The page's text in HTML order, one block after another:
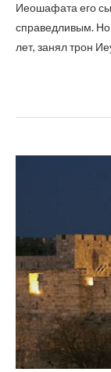
Иеошафата его
справедливым. Но
лет, занял трон